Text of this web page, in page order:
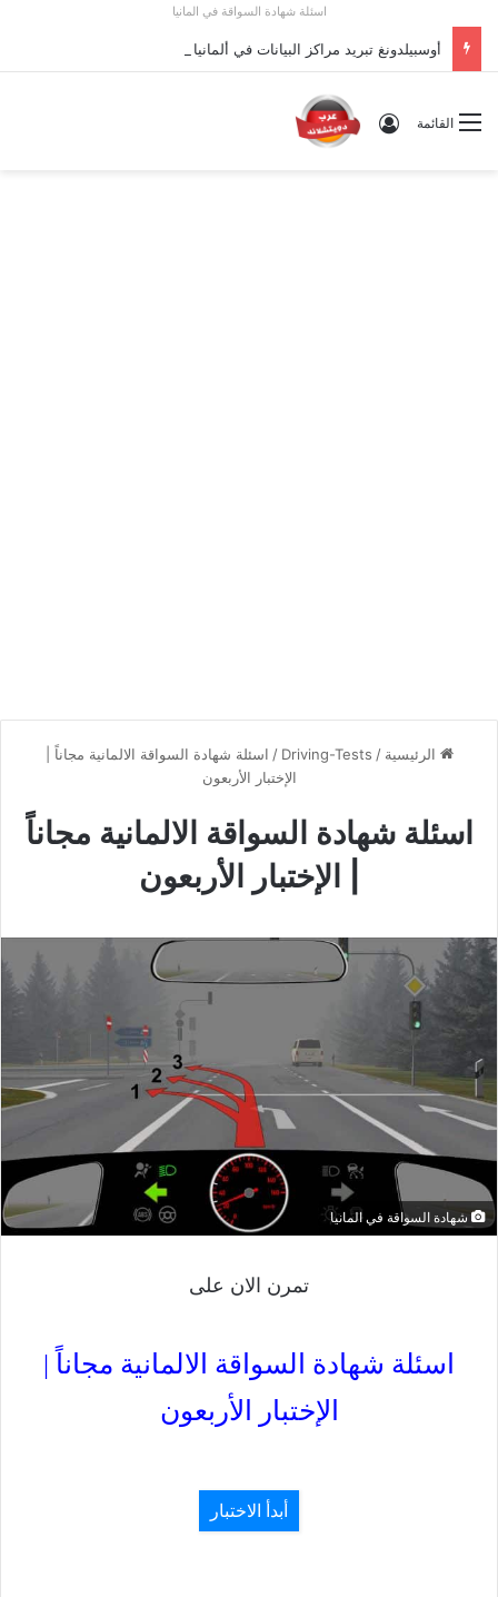
اسئلة شهادة السواقة في المانيا
أوسبيلدونغ تبريد مراكز البيانات في ألمانيا 2026: الأجور والشروط
القائمة تسجيل الدخول
الرئيسية /
Driving-Tests
/ اسئلة شهادة السواقة الالمانية مجاناً |
الإختبار الأربعون
اسئلة شهادة السواقة الالمانية مجاناً
| الإختبار الأربعون
شهادة السواقة في المانيا
تمرن الان على
اسئلة شهادة السواقة الالمانية مجاناً |
الإختبار الأربعون
أبدأ الاختبار